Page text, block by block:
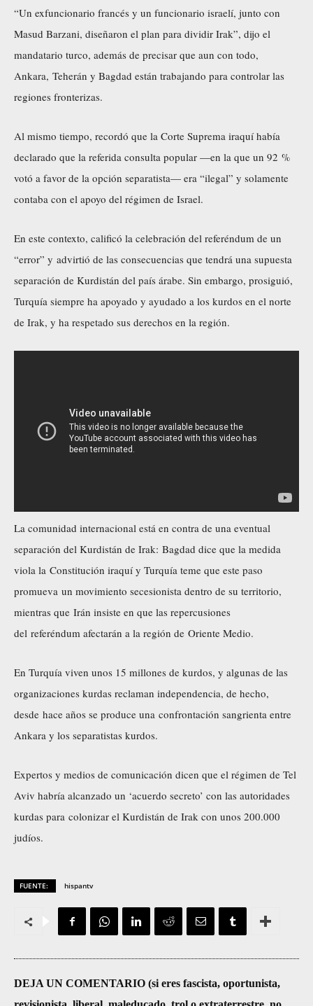
“Un exfuncionario francés y un funcionario israelí, junto con
Masud Barzani, diseñaron el plan para dividir Irak”, dijo el
mandatario turco, además de precisar que aun con todo,
Ankara, Teherán y Bagdad están trabajando para controlar las
regiones fronterizas.
Al mismo tiempo, recordó que la Corte Suprema iraquí había
declarado que la referida consulta popular —en la que un 92 %
votó a favor de la opción separatista— era “ilegal” y solamente
contaba con el apoyo del régimen de Israel.
En este contexto, calificó la celebración del referéndum de un
“error” y advirtió de las consecuencias que tendrá una supuesta
separación de Kurdistán del país árabe. Sin embargo, prosiguió,
Turquía siempre ha apoyado y ayudado a los kurdos en el norte
de Irak, y ha respetado sus derechos en la región.
La comunidad internacional está en contra de una eventual
separación del Kurdistán de Irak: Bagdad dice que la medida
viola la Constitución iraquí y Turquía teme que este paso
promueva un movimiento secesionista dentro de su territorio,
mientras que Irán insiste en que las repercusiones
del referéndum afectarán a la región de Oriente Medio.
En Turquía viven unos 15 millones de kurdos, y algunas de las
organizaciones kurdas reclaman independencia, de hecho,
desde hace años se produce una confrontación sangrienta entre
Ankara y los separatistas kurdos.
Expertos y medios de comunicación dicen que el régimen de Tel
Aviv habría alcanzado un ‘acuerdo secreto’ con las autoridades
kurdas para colonizar el Kurdistán de Irak con unos 200.000
judíos.
FUENTE: hispantv
DEJA UN COMENTARIO (si eres fascista, oportunista,